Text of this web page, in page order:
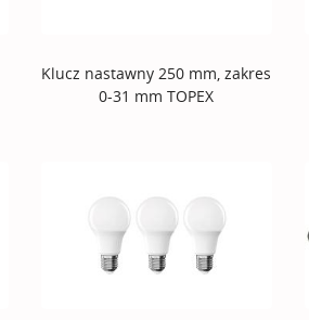
Klucz nastawny 250 mm, zakres
0-31 mm TOPEX